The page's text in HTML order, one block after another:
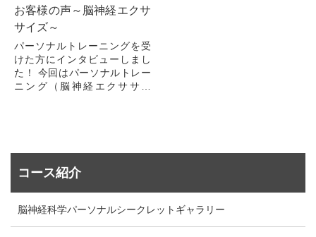
お客様の声～脳神経エクサ
サイズ～
パーソナルトレーニングを受
けた方にインタビューしまし
た！ 今回はパーソナルトレー
ニング（脳神経エクササイ
コース紹介
脳神経科学パーソナルシークレットギャラリー